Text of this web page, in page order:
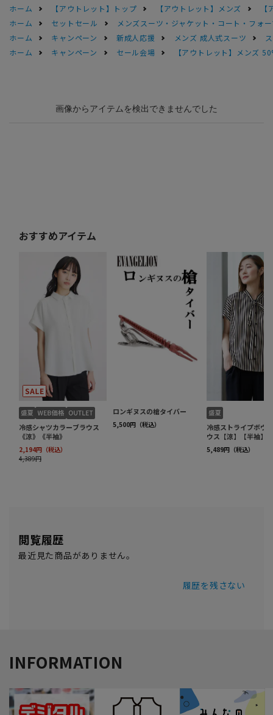
ホーム 【アウトレット】トップ 【アウトレット】メンズ
ホーム
セットセール
メンズスーツ・ジャケット・コート・フォ
ホーム
キャンペーン 新成人応援 メンズ 成人式スーツ
ホーム
キャンペーン セール会場 【アウトレット】メンズ
閲覧履歴
最近見た商品がありません。
履歴を残さない
INFORMATION